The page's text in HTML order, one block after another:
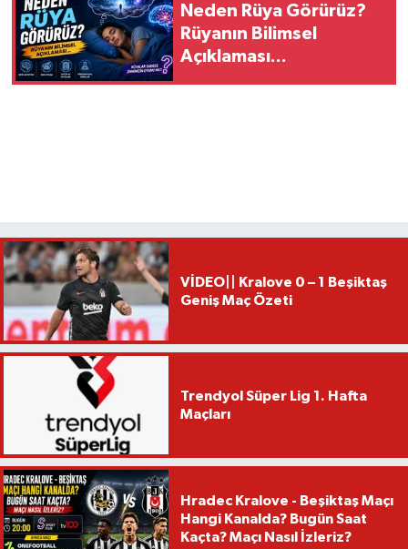
Neden Rüya Görürüz?
Rüyanın Bilimsel
Açıklaması...
VİDEO|| Kralove 0 – 1 Beşiktaş
Geniş Maç Özeti
Trendyol Süper Lig 1. Hafta
Maçları
Hradec Kralove - Beşiktaş Maçı
Hangi Kanalda? Bugün Saat
Kaçta? Maçı Nasıl İzleriz?